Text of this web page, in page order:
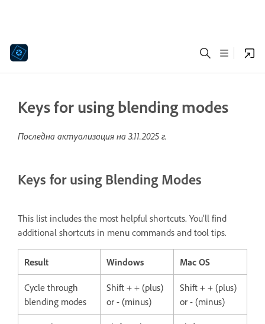
Keys for using blending modes
Последна актуализация на 3.11.2025 г.
Keys for using Blending Modes
This list includes the most helpful shortcuts. You'll find
additional shortcuts in menu commands and tool tips.
Result Windows Mac OS
Cycle through
blending modes
Shift + + (plus)
or - (minus)
Shift + + (plus)
or - (minus)